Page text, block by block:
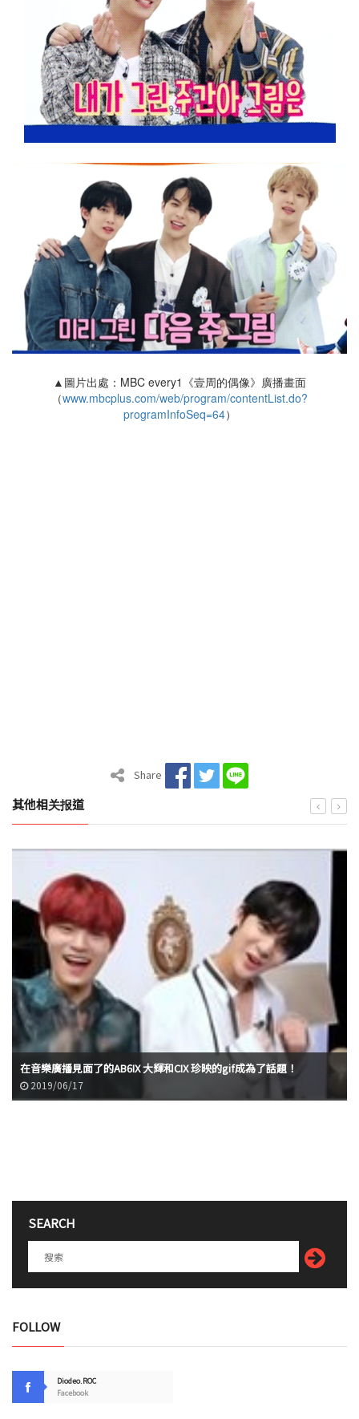
▲圖片出處：MBC every1《壹周的偶像》廣播畫面
（www.mbcplus.com/web/program/contentList.do?
programInfoSeq=64）
Share
其他相关报道
在音樂廣播見面了的AB6IX 大輝和CIX 珍映的gif成為了話題！
2019/06/17
SEARCH
FOLLOW
Diodeo.ROC
Facebook